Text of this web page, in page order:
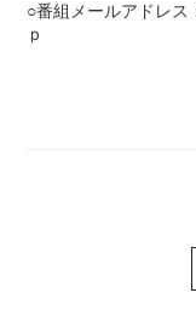
○番組メールアドレス
ｐ